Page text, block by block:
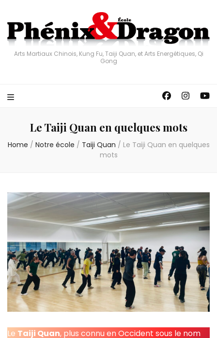
Arts Martiaux Chinois, Kung Fu, Taiji Quan, et Arts Energétiques, Qi
Gong
Le Taiji Quan en quelques mots
Home / Notre école / Taiji Quan / Le Taiji Quan en quelques
mots
Le Taiji Quan, plus connu en Occident sous le nom